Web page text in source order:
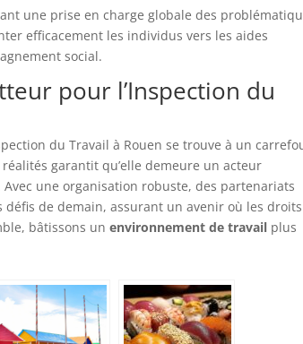
une prise en charge globale des
efficacement les individus vers les aides
social.
pour l’Inspection du
du Travail à Rouen se trouve à un
garantit qu’elle demeure un acteur
une organisation robuste, des partenariats
de demain, assurant un avenir où les
bâtissons unenvironnement de travail plus